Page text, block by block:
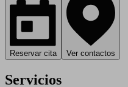
Reservar cita Ver contactos
Servicios